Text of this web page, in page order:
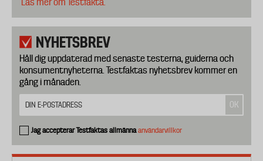
Läs mer om Testfakta.
NYHETSBREV
Håll dig uppdaterad med senaste testerna, guiderna och
konsumentnyheterna. Testfaktas nyhetsbrev kommer en
gång i månaden.
Jag accepterar Testfaktas allmännaanvändarvillkor